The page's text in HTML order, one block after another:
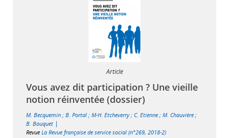
Article
Vous avez dit participation ? Une vieille
notion réinventée (dossier)
M. Becquemin ; B. Portal ; M-H. Etcheverry; C. Etienne ; M. Chauvière ;
B. Bouquet |
Revue La Revue française de service social (n°269, 2018-2)